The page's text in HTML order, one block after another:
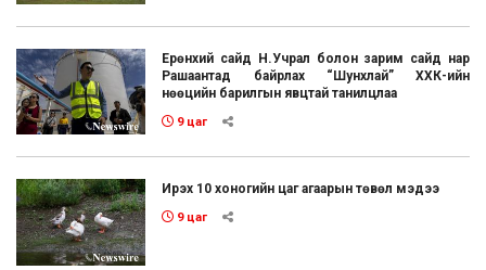
Ерөнхий сайд Н.Учрал болон зарим сайд нар
Рашаантад байрлах “Шунхлай” ХХК-ийн
нөөцийн барилгын явцтай танилцлаа
9 цаг
Ирэх 10 хоногийн цаг агаарын төвөл мэдээ
9 цаг